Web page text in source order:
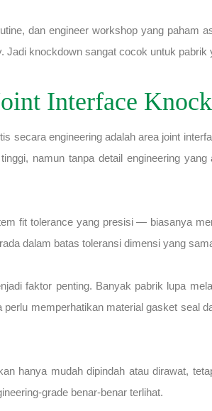
dan engineer workshop yang
knockdown sangat cocok untuk
Interface
secara engineering adalah area joint
namun tanpa detail engineering
fit tolerance yang presisi — biasanya
dalam batas toleransi dimensi yang
faktor penting. Banyak pabrik lupa
memperhatikan material gasket seal
hanya mudah dipindah atau dirawat,
grade benar-benar terlihat.